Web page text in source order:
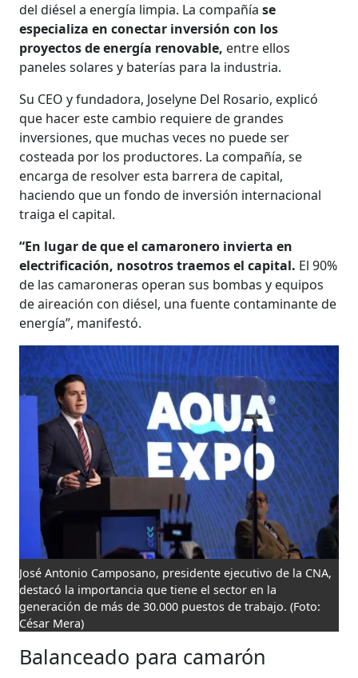
del diésel a energía limpia. La compañíase
especializa en conectar inversión con los
proyectos de energía renovable, entre ellos
paneles solares y baterías para la industria.
Su CEO y fundadora, Joselyne Del Rosario, explicó
que hacer este cambio requiere de grandes
inversiones, que muchas veces no puede ser
costeada por los productores. La compañía, se
encarga de resolver esta barrera de capital,
haciendo que un fondo de inversión internacional
traiga el capital.
“En lugar de que el camaronero invierta en
electrificación, nosotros traemos el capital. El 90%
de las camaroneras operan sus bombas y equipos
de aireación con diésel, una fuente contaminante de
energía”, manifestó.
José Antonio Camposano, presidente ejecutivo de la CNA,
destacó la importancia que tiene el sector en la
generación de más de 30.000 puestos de trabajo. (Foto:
César Mera)
Balanceado para camarón